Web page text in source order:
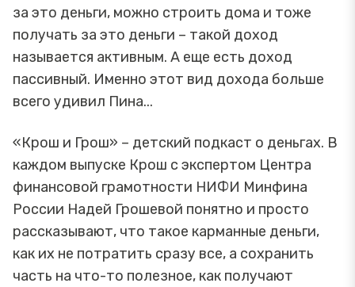
за это деньги, можно строить дома и тоже
получать за это деньги – такой доход
называется активным. А еще есть доход
пассивный. Именно этот вид дохода больше
всего удивил Пина...
«Крош и Грош» – детский подкаст о деньгах. В
каждом выпуске Крош с экспертом Центра
финансовой грамотности НИФИ Минфина
России Надей Грошевой понятно и просто
рассказывают, что такое карманные деньги,
как их не потратить сразу все, а сохранить
часть на что-то полезное, как получают